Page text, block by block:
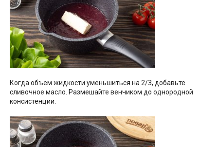
Когда объем жидкости уменьшиться на 2/3, добавьте
сливочное масло. Размешайте венчиком до однородной
консистенции.